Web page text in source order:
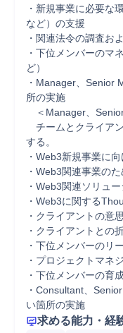
・新規事業に必要な
など）の支援
・関連法令の調査お
・下位メンバーのマ
ど）
・Manager、Senior
所の実施
＜Manager、
チームとクライア
する。
・Web3新規事業に
・Web3関連事業の
・Web3関連ソリュ
・Web3に関する
・クライアントの意
・クライアントとの
・下位メンバーのリ
・プロジェクトマネ
・下位メンバーの育
・Consultant、
い箇所の実施
求める能力・経